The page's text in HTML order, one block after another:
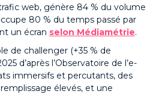
web, génère 84 % du volume
80 % du temps passé par
un écran selon Médiamétrie.
de challenger (+35 % de
d’après l’Observatoire de l’e-
immersifs et percutants, des
élevés, et une